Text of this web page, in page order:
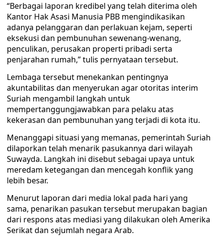
“Berbagai laporan kredibel yang telah diterima oleh
Kantor Hak Asasi Manusia PBB mengindikasikan
adanya pelanggaran dan perlakuan kejam, seperti
eksekusi dan pembunuhan sewenang-wenang,
penculikan, perusakan properti pribadi serta
penjarahan rumah,” tulis pernyataan tersebut.
Lembaga tersebut menekankan pentingnya
akuntabilitas dan menyerukan agar otoritas interim
Suriah mengambil langkah untuk
mempertanggungjawabkan para pelaku atas
kekerasan dan pembunuhan yang terjadi di kota itu.
Menanggapi situasi yang memanas, pemerintah Suriah
dilaporkan telah menarik pasukannya dari wilayah
Suwayda. Langkah ini disebut sebagai upaya untuk
meredam ketegangan dan mencegah konflik yang
lebih besar.
Menurut laporan dari media lokal pada hari yang
sama, penarikan pasukan tersebut merupakan bagian
dari respons atas mediasi yang dilakukan oleh Amerika
Serikat dan sejumlah negara Arab.